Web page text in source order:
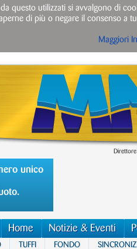
unico
Home Notizie & Eventi
TUFFI FONDO
questo utilizzati si avvalgono di
di più o negare il consenso a
Maggiori